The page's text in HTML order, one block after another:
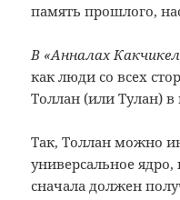
память прошлого,
В «Анналах
как люди со всех
Толлан (или Тулан) в
Так, Толлан можно
универсальное
сначала должен